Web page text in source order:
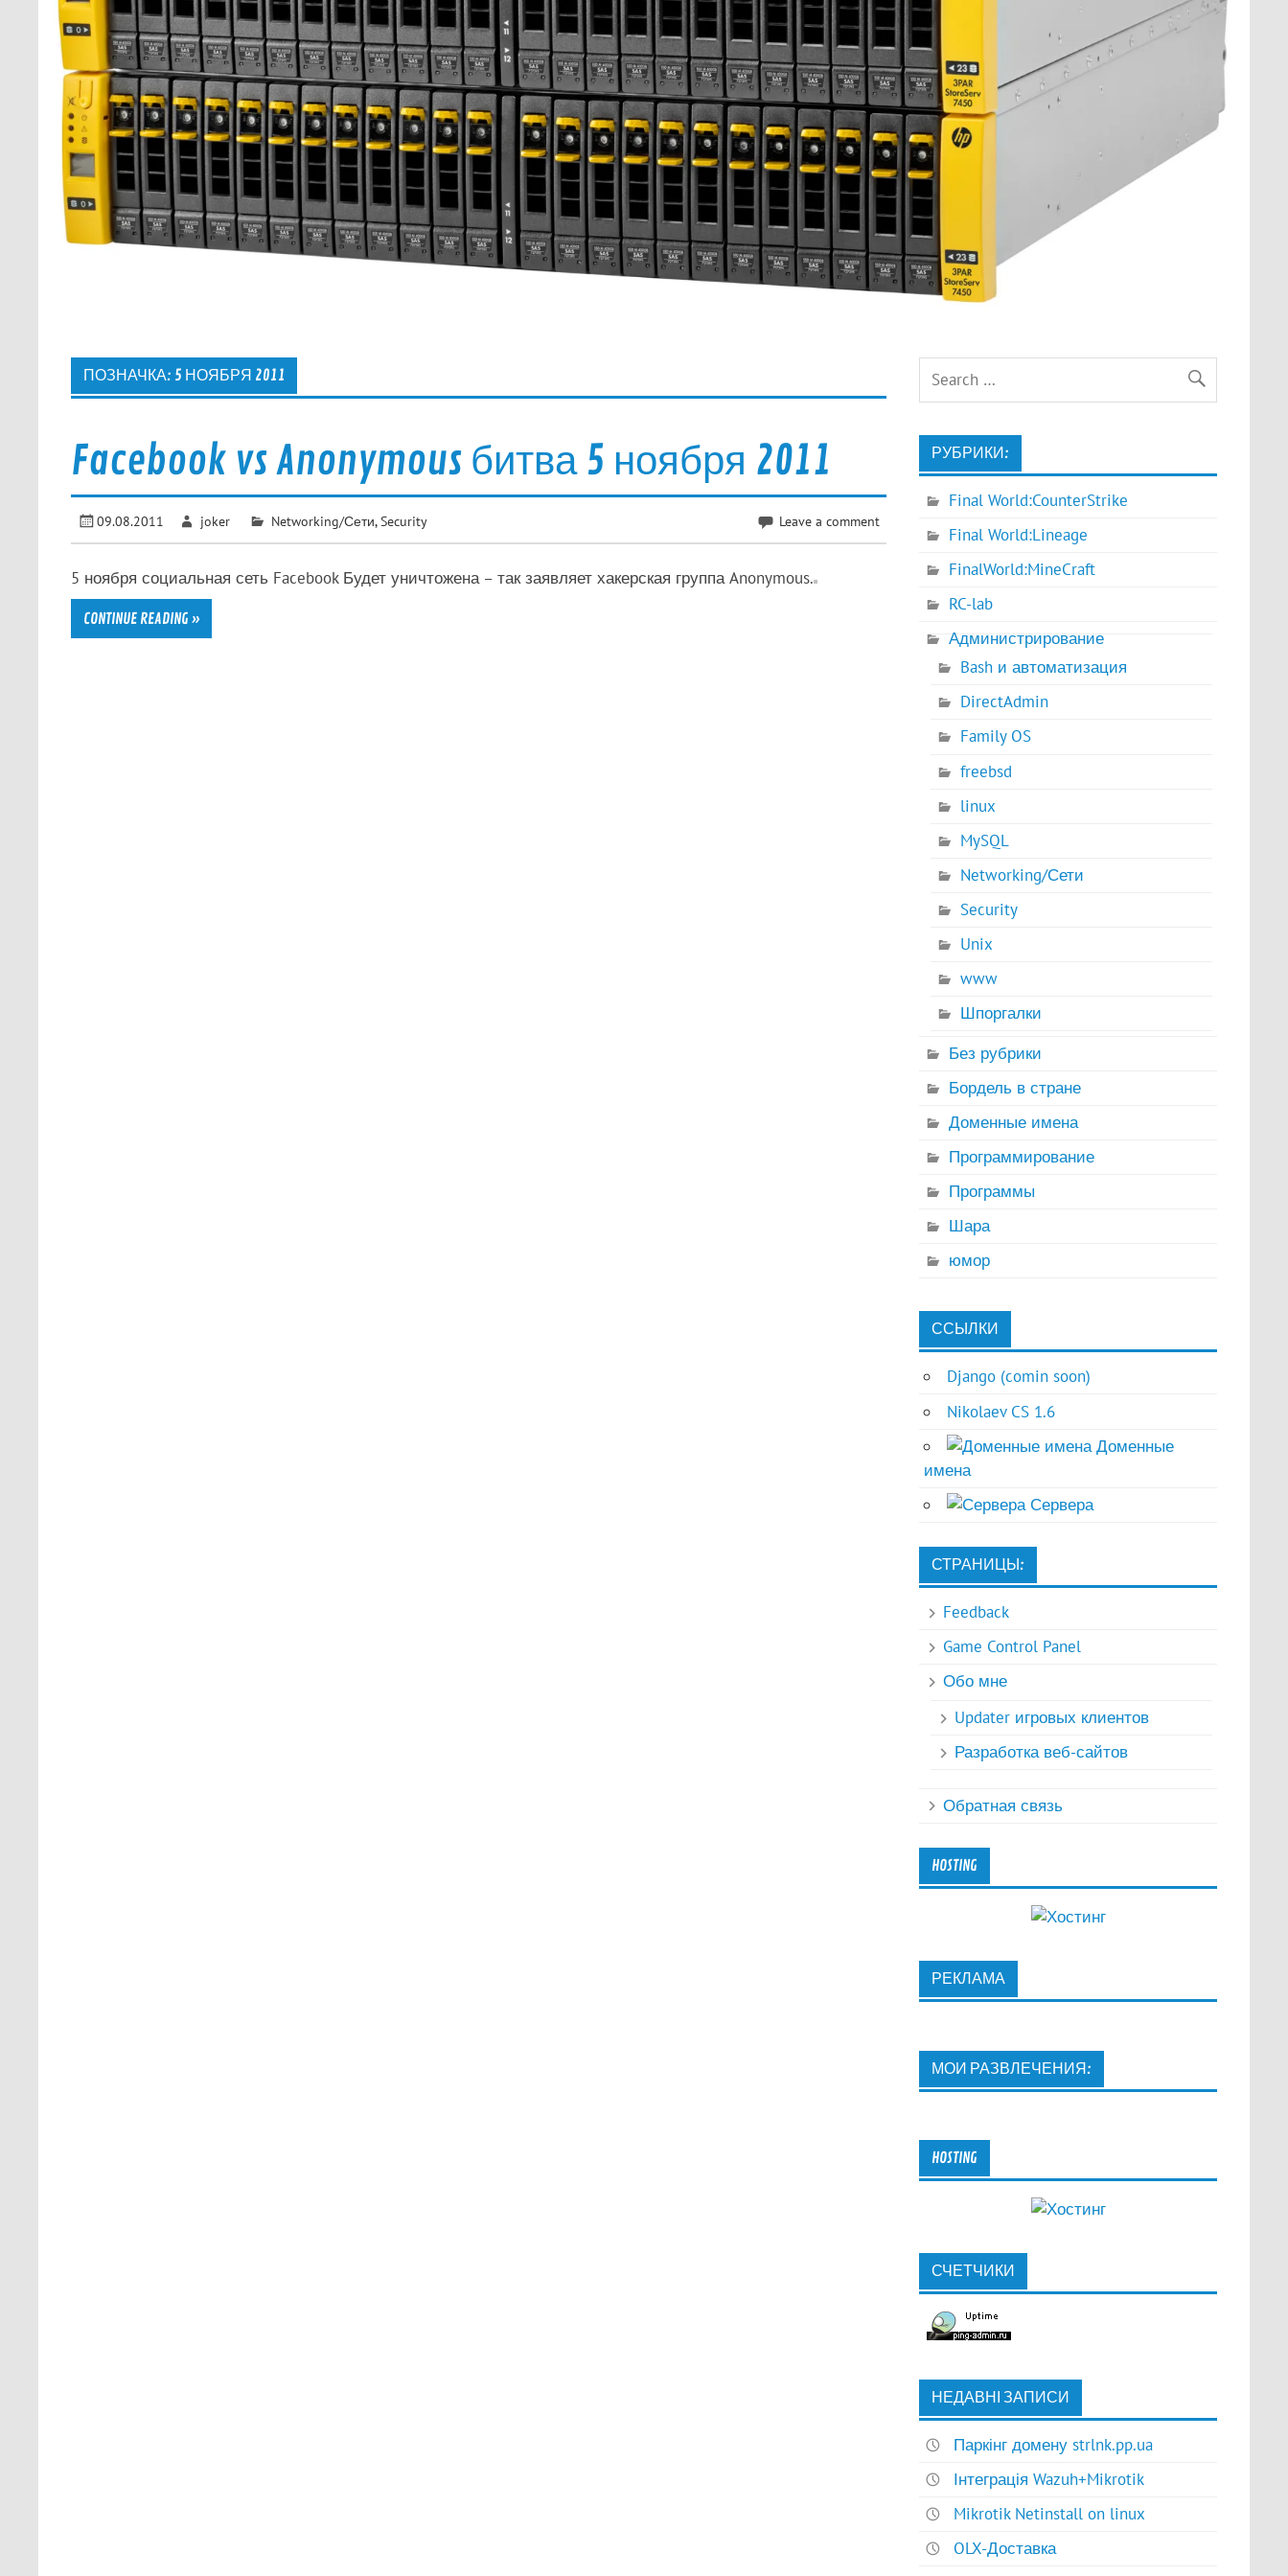
ПОЗНАЧКА: 5 НОЯБРЯ 2011
Facebook vs Anonymous битва 5 ноября 2011
09.08.2011 joker Networking/Сети, Security Leave a comment
5 ноября социальная сеть Facebook Будет уничтожена – так заявляет хакерская группа Anonymous.
CONTINUE READING »
РУБРИКИ:
Final World:CounterStrike
Final World:Lineage
FinalWorld:MineCraft
RC-lab
Администрирование
Bash и автоматизация
DirectAdmin
Family OS
freebsd
linux
MySQL
Networking/Сети
Security
Unix
www
Шпоргалки
Без рубрики
Бордель в стране
Доменные имена
Программирование
Программы
Шара
юмор
ССЫЛКИ
Django (comin soon)
Nikolaev CS 1.6
Доменные
имена
Сервера
СТРАНИЦЫ:
Feedback
Game Control Panel
Обо мне
Updater игровых клиентов
Разработка веб-сайтов
Обратная связь
HOSTING
РЕКЛАМА
МОИ РАЗВЛЕЧЕНИЯ:
HOSTING
СЧЕТЧИКИ
НЕДАВНІ ЗАПИСИ
Паркінг домену strlnk.pp.ua
Інтеграція Wazuh+Mikrotik
Mikrotik Netinstall on linux
OLX-Доставка